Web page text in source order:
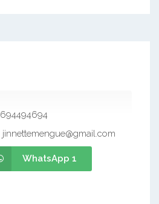
694494694
jinnettemengue@gmail.com
WhatsApp 1